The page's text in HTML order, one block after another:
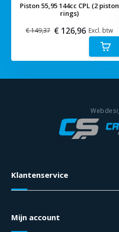
Piston 55,95 144cc CPL (2 piston
rings)
€ 149,37 € 126,96 Excl. btw
Klantenservice
Mijn account